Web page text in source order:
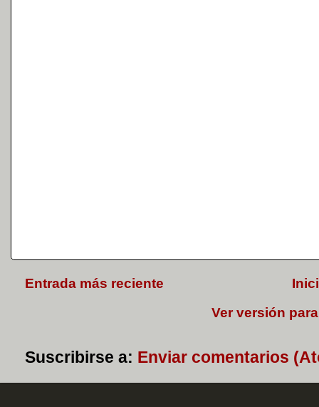
Entrada más reciente
Ver versión
Suscribirse a: Enviar comentarios